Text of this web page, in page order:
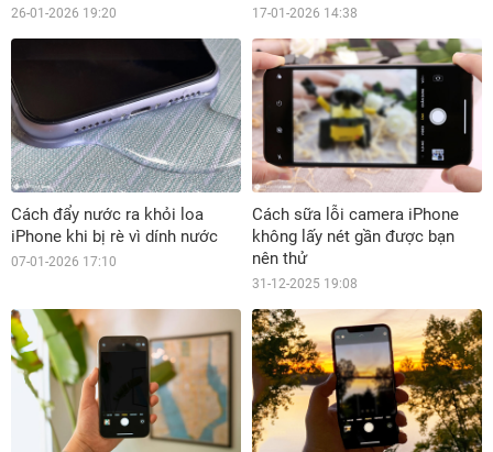
26-01-2026 19:20 17-01-2026 14:38
Cách đẩy nước ra khỏi loa
iPhone khi bị rè vì dính nước
07-01-2026 17:10
Cách sữa lỗi camera iPhone
không lấy nét gần được bạn
nên thử
31-12-2025 19:08